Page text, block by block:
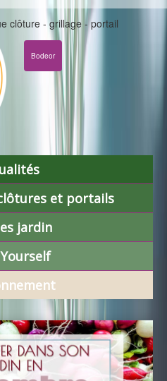
clôture - grillage - portail
Bodeor
et portails
jardin